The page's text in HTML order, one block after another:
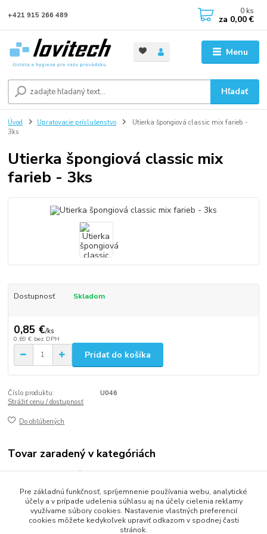
Menu
Hľadať
+421 915 266 489 0 ks
za 0,00 €
Úvod Upratovacie príslušenstvo
Utierka špongiová classic mix farieb -
3ks
Utierka špongiová classic mix
farieb - 3ks
Dostupnosť Skladom
0,85 €/ks
0,69 € bez DPH
Pridať do košíka
Číslo produktu:
U046
Strážiť cenu / dostupnosť
Do obľúbených
Tovar zaradený v kategóriách
Upratovacie príslušenstvo
Utierky a handry
Pre základnú funkčnosť, spríjemnenie používania webu, analytické
účely a v prípade udelenia súhlasu aj na účely cielenia reklamy
využívame súbory cookies. Nastavenie vlastných preferencií
cookies môžete kedykoľvek upraviť odkazom v spodnej časti
stránok.